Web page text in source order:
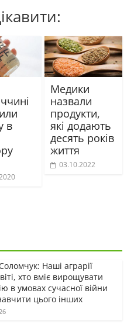
в
Медики
назвали
продукти,
які додають
десять років
життя
03.10.2022
Наші аграрії
хто вміє вирощувати
в умовах сучасної війни
цього інших